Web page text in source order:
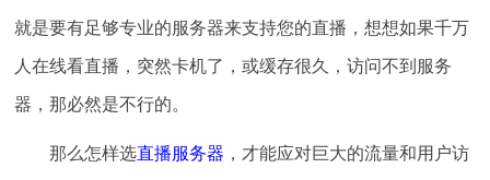
就是要有足够专业的服务器来支持您的直播，想想如果千万
人在线看直播，突然卡机了，或缓存很久，访问不到服务
器，那必然是不行的。
那么怎样选直播服务器 ，才能应对巨大的流量和用户访